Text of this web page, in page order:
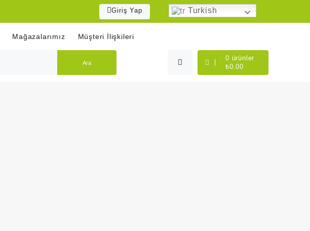
Giriş Yap Turkish
Mağazalarımız Müşteri İlişkileri
Ara
0 ürünler
₺0.00